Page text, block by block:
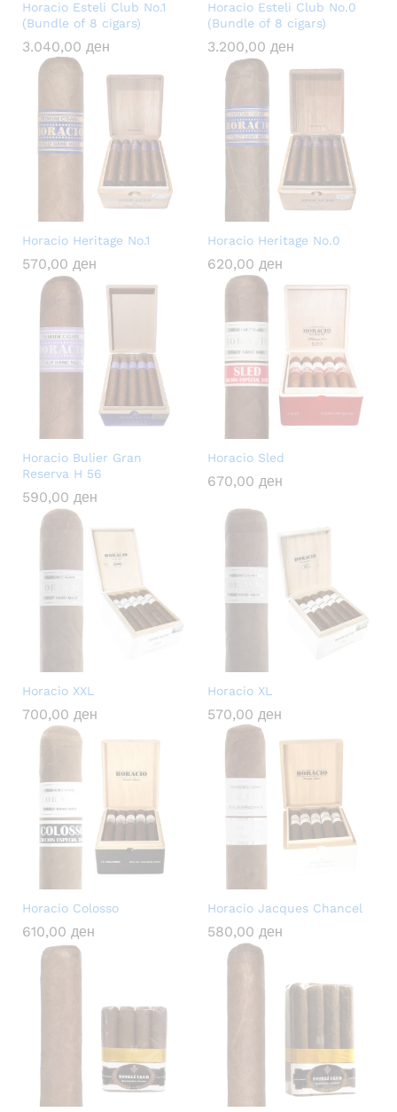
Horacio Esteli Club No.1
(Bundle of 8 cigars)
3.040,00 ден
Horacio Esteli Club No.0
(Bundle of 8 cigars)
3.200,00 ден
Horacio Heritage No.1
570,00 ден
Horacio Heritage No.0
620,00 ден
Horacio Bulier Gran
Reserva H 56
590,00 ден
Horacio Sled
670,00 ден
Horacio XXL
700,00 ден
Horacio XL
570,00 ден
Horacio Colosso
610,00 ден
Horacio Jacques Chancel
580,00 ден